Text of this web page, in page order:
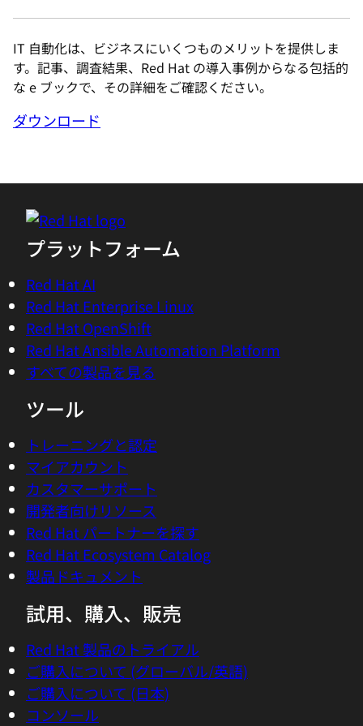
さIT 自動化は、ビジネスにいくつものメリットを提供しま
す。記事、調査結果、Red Hat の導入事例からなる包括的
な e ブックで、その詳細をご確認ください。
ダウンロード
プラットフォーム
Red Hat AI
Red Hat Enterprise Linux
Red Hat OpenShift
Red Hat Ansible Automation Platform
すべての製品を見る
ツール
トレーニングと認定
マイアカウント
カスタマーサポート
開発者向けリソース
Red Hat パートナーを探す
Red Hat Ecosystem Catalog
製品ドキュメント
試用、購入、販売
Red Hat 製品のトライアル
ご購入について (グローバル/英語)
ご購入について (日本)
コンソール